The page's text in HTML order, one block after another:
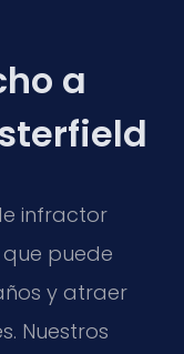
a
infractor
puede
y atraer
Nuestros